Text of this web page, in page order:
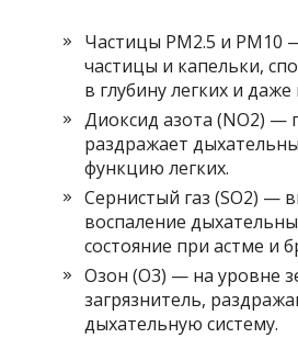
Частицы PM2.5 и PM10
частицы и капельки,
в глубину легких и
Диоксид азота (NO2) —
раздражает
функцию легких.
Сернистый газ (SO2) —
воспаление
состояние при астме и
Озон (O3) — на уровне
загрязнитель,
дыхательную систему.